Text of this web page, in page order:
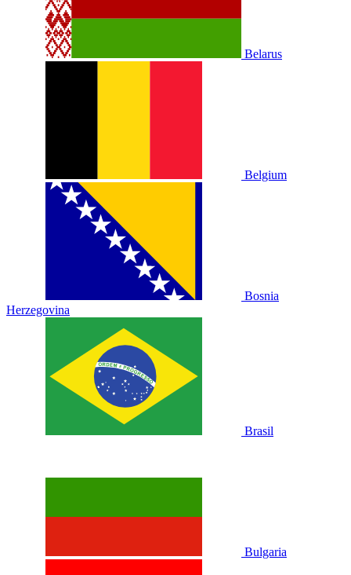
Belarus
Belgium
Bosnia
Herzegovina
Brasil
Bulgaria